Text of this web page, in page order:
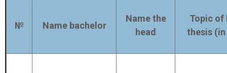
№ Name bachelor
Name the
head
Topic of
thesis